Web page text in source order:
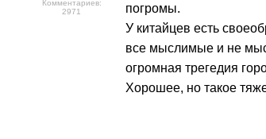
Комментариев:
2971
погромы.
У китайцев есть
все мыслимые и не
огромная трегедия
Хорошее, но такое